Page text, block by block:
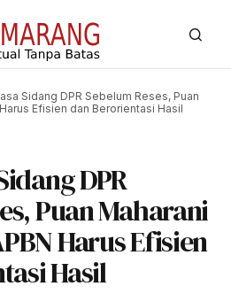
Sidang DPR Sebelum Reses, Puan
Efisien dan Berorientasi Hasil
DPR
Puan Maharani
Harus Efisien
Hasil